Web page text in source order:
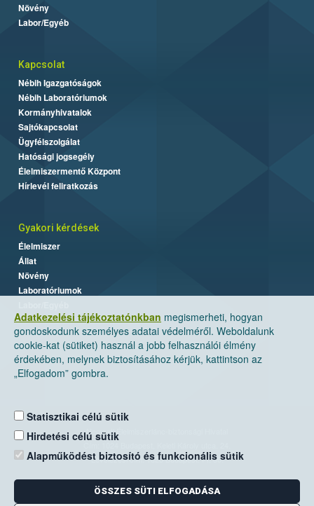
Adatkezelési tájékoztatónkban megismerheti, hogyan
gondoskodunk személyes adatai védelméről. Weboldalunk
cookie-kat (sütiket) használ a jobb felhasználói élmény
érdekében, melynek biztosításához kérjük, kattintson az
„Elfogadom” gombra.
Statisztikai célú sütik
Hirdetési célú sütik
Alapműködést biztosító és funkcionális sütik
ÖSSZES SÜTI ELFOGADÁSA
Növény
Labor/Egyéb
Kapcsolat
Nébih Igazgatóságok
Nébih Laboratóriumok
Kormányhivatalok
Sajtókapcsolat
Ügyfélszolgálat
Hatósági jogsegély
Élelmiszermentő Központ
Hírlevél feliratkozás
Gyakori kérdések
Élelmiszer
Állat
Növény
Laboratóriumok
Nemzeti Élelmiszerlánc-biztonsági Hivatal
Levelezési cím: 1525 Budapest. Pf. 30.
E-mail:ugyfelszolgalat@nebih.gov.hu